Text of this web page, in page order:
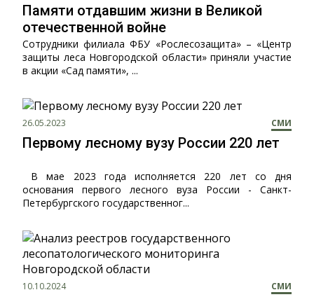
Памяти отдавшим жизни в Великой
отечественной войне
Сотрудники филиала ФБУ «Рослесозащита» – «Центр
защиты леса Новгородской области» приняли участие
в акции «Сад памяти», ...
26.05.2023 СМИ
Первому лесному вузу России 220 лет
В мае 2023 года исполняется 220 лет со дня
основания первого лесного вуза России - Санкт-
Петербургского государственног...
10.10.2024 СМИ